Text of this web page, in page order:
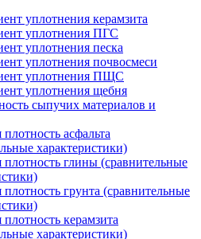
уплотнения керамзита
уплотнения ПГС
уплотнения песка
уплотнения почвосмеси
уплотнения ПЩС
уплотнения щебня
сыпучих материалов и
асфальта
характеристики)
глины (сравнительные
грунта (сравнительные
керамзита
характеристики)